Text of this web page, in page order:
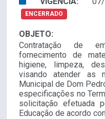
ENCERRADO
OBJETO:
Contratação de
fornecimento de
higiene, limpeza,
visando atender as
Municipal de Dom
especificações no
solicitação efetuada
Educação de acordo